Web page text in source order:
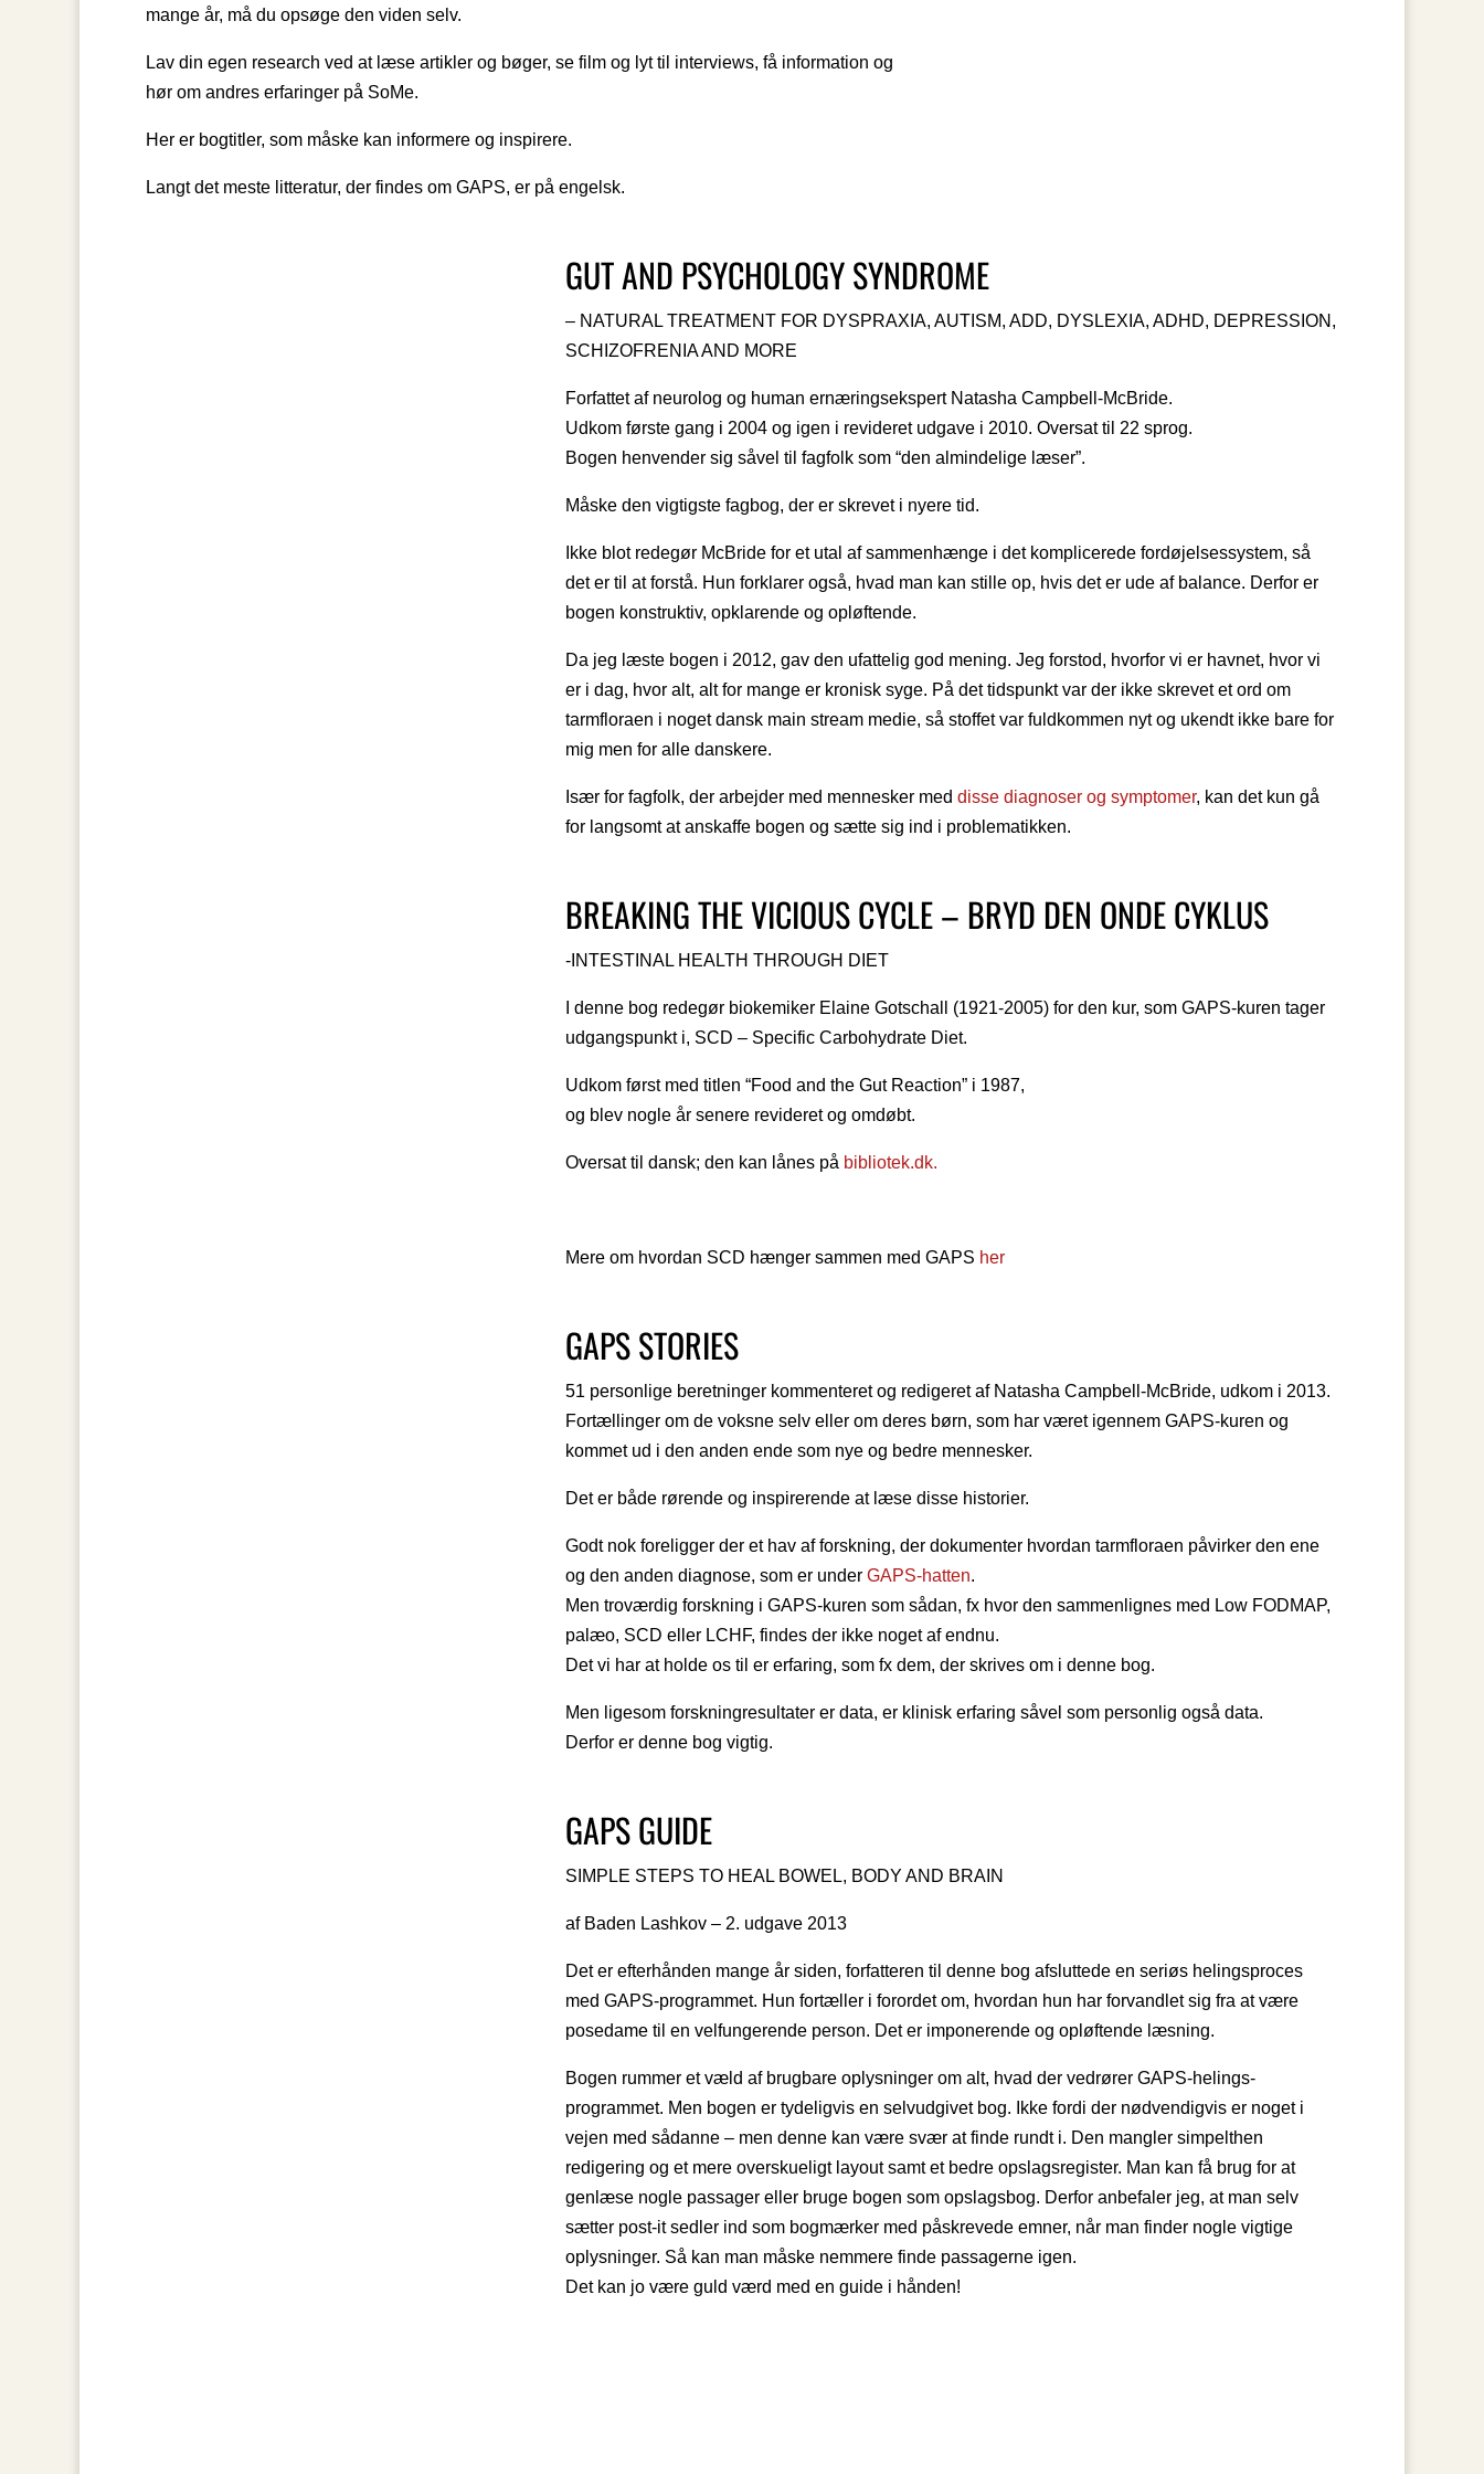
mange år, må du opsøge den viden selv.
Lav din egen research ved at læse artikler og bøger, se film og lyt til interviews, få information og
hør om andres erfaringer på SoMe.
Her er bogtitler, som måske kan informere og inspirere.
Langt det meste litteratur, der findes om GAPS, er på engelsk.
GUT AND PSYCHOLOGY SYNDROME
– NATURAL TREATMENT FOR DYSPRAXIA, AUTISM, ADD, DYSLEXIA, ADHD, DEPRESSION,
SCHIZOFRENIA AND MORE
Forfattet af neurolog og human ernæringsekspert Natasha Campbell-McBride.
Udkom første gang i 2004 og igen i revideret udgave i 2010. Oversat til 22 sprog.
Bogen henvender sig såvel til fagfolk som “den almindelige læser”.
Måske den vigtigste fagbog, der er skrevet i nyere tid.
Ikke blot redegør McBride for et utal af sammenhænge i det komplicerede fordøjelsessystem, så
det er til at forstå. Hun forklarer også, hvad man kan stille op, hvis det er ude af balance. Derfor er
bogen konstruktiv, opklarende og opløftende.
Da jeg læste bogen i 2012, gav den ufattelig god mening. Jeg forstod, hvorfor vi er havnet, hvor vi
er i dag, hvor alt, alt for mange er kronisk syge. På det tidspunkt var der ikke skrevet et ord om
tarmfloraen i noget dansk main stream medie, så stoffet var fuldkommen nyt og ukendt ikke bare for
mig men for alle danskere.
Især for fagfolk, der arbejder med mennesker med disse diagnoser og symptomer, kan det kun gå
for langsomt at anskaffe bogen og sætte sig ind i problematikken.
BREAKING THE VICIOUS CYCLE – BRYD DEN ONDE CYKLUS
-INTESTINAL HEALTH THROUGH DIET
I denne bog redegør biokemiker Elaine Gotschall (1921-2005) for den kur, som GAPS-kuren tager
udgangspunkt i, SCD – Specific Carbohydrate Diet.
Udkom først med titlen “Food and the Gut Reaction” i 1987,
og blev nogle år senere revideret og omdøbt.
Oversat til dansk; den kan lånes på bibliotek.dk.
Mere om hvordan SCD hænger sammen med GAPS her
GAPS STORIES
51 personlige beretninger kommenteret og redigeret af Natasha Campbell-McBride, udkom i 2013.
Fortællinger om de voksne selv eller om deres børn, som har været igennem GAPS-kuren og
kommet ud i den anden ende som nye og bedre mennesker.
Det er både rørende og inspirerende at læse disse historier.
Godt nok foreligger der et hav af forskning, der dokumenter hvordan tarmfloraen påvirker den ene
og den anden diagnose, som er under GAPS-hatten.
Men troværdig forskning i GAPS-kuren som sådan, fx hvor den sammenlignes med Low FODMAP,
palæo, SCD eller LCHF, findes der ikke noget af endnu.
Det vi har at holde os til er erfaring, som fx dem, der skrives om i denne bog.
Men ligesom forskningresultater er data, er klinisk erfaring såvel som personlig også data.
Derfor er denne bog vigtig.
GAPS GUIDE
SIMPLE STEPS TO HEAL BOWEL, BODY AND BRAIN
af Baden Lashkov – 2. udgave 2013
Det er efterhånden mange år siden, forfatteren til denne bog afsluttede en seriøs helingsproces
med GAPS-programmet. Hun fortæller i forordet om, hvordan hun har forvandlet sig fra at være
posedame til en velfungerende person. Det er imponerende og opløftende læsning.
Bogen rummer et væld af brugbare oplysninger om alt, hvad der vedrører GAPS-helings-
programmet. Men bogen er tydeligvis en selvudgivet bog. Ikke fordi der nødvendigvis er noget i
vejen med sådanne – men denne kan være svær at finde rundt i. Den mangler simpelthen
redigering og et mere overskueligt layout samt et bedre opslagsregister. Man kan få brug for at
genlæse nogle passager eller bruge bogen som opslagsbog. Derfor anbefaler jeg, at man selv
sætter post-it sedler ind som bogmærker med påskrevede emner, når man finder nogle vigtige
oplysninger. Så kan man måske nemmere finde passagerne igen.
Det kan jo være guld værd med en guide i hånden!